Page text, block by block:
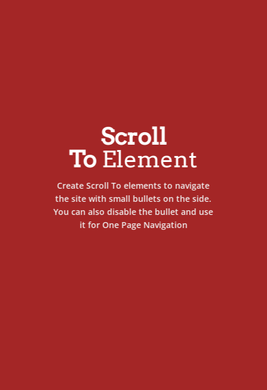
Scroll
ToElement
Create Scroll To elements to navigate
the site with small bullets on the side.
You can also disable the bullet and use
it for One Page Navigation